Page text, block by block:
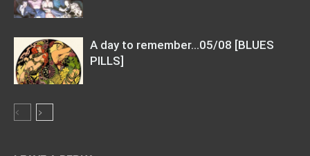
A day to remember…05/08 [BLUES
PILLS]